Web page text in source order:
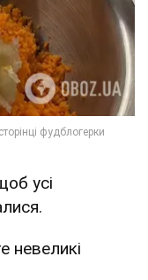
усі
невеликі